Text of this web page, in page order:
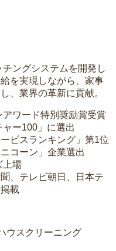
ングシステムを開発し
を実現しながら、家事
、業界の革新に貢献。
ワード特別奨励賞受賞
ー100」に選出
ビスランキング」第1位
コーン」企業選出
上場
、テレビ朝日、日本テ
載
ウスクリーニング